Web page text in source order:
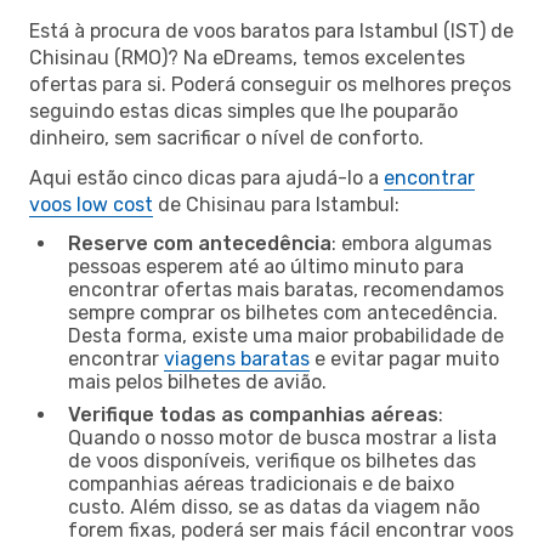
Está à procura de voos baratos para Istambul (IST) de
Chisinau (RMO)? Na eDreams, temos excelentes
ofertas para si. Poderá conseguir os melhores preços
seguindo estas dicas simples que lhe pouparão
dinheiro, sem sacrificar o nível de conforto.
Aqui estão cinco dicas para ajudá-lo a encontrar
voos low cost de Chisinau para Istambul:
Reserve com antecedência: embora algumas
pessoas esperem até ao último minuto para
encontrar ofertas mais baratas, recomendamos
sempre comprar os bilhetes com antecedência.
Desta forma, existe uma maior probabilidade de
encontrar viagens baratas e evitar pagar muito
mais pelos bilhetes de avião.
Verifique todas as companhias aéreas:
Quando o nosso motor de busca mostrar a lista
de voos disponíveis, verifique os bilhetes das
companhias aéreas tradicionais e de baixo
custo. Além disso, se as datas da viagem não
forem fixas, poderá ser mais fácil encontrar voos